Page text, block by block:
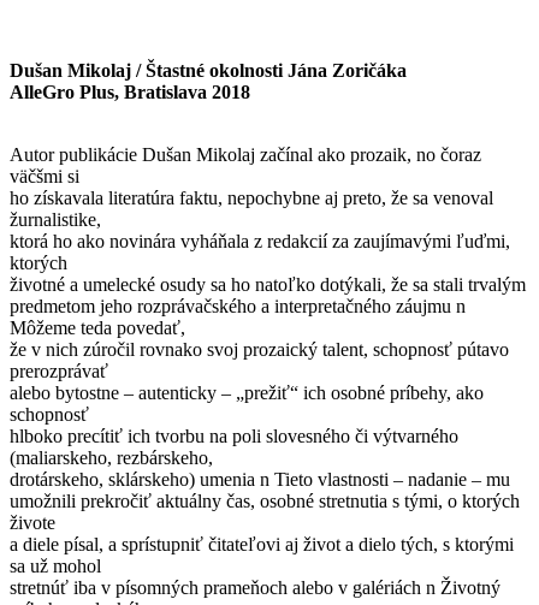
Dušan Mikolaj / Štastné okolnosti Jána Zoričáka
AlleGro Plus, Bratislava 2018
Autor publikácie Dušan Mikolaj začínal ako prozaik, no čoraz
väčšmi si
ho získavala literatúra faktu, nepochybne aj preto, že sa venoval
žurnalistike,
ktorá ho ako novinára vyháňala z redakcií za zaujímavými ľuďmi,
ktorých
životné a umelecké osudy sa ho natoľko dotýkali, že sa stali trvalým
predmetom jeho rozprávačského a interpretačného záujmu n
Môžeme teda povedať,
že v nich zúročil rovnako svoj prozaický talent, schopnosť pútavo
prerozprávať
alebo bytostne – autenticky – „prežiť“ ich osobné príbehy, ako
schopnosť
hlboko precítiť ich tvorbu na poli slovesného či výtvarného
(maliarskeho, rezbárskeho,
drotárskeho, sklárskeho) umenia n Tieto vlastnosti – nadanie – mu
umožnili prekročiť aktuálny čas, osobné stretnutia s tými, o ktorých
živote
a diele písal, a sprístupniť čitateľovi aj život a dielo tých, s ktorými
sa už mohol
stretnúť iba v písomných prameňoch alebo v galériách n Životný